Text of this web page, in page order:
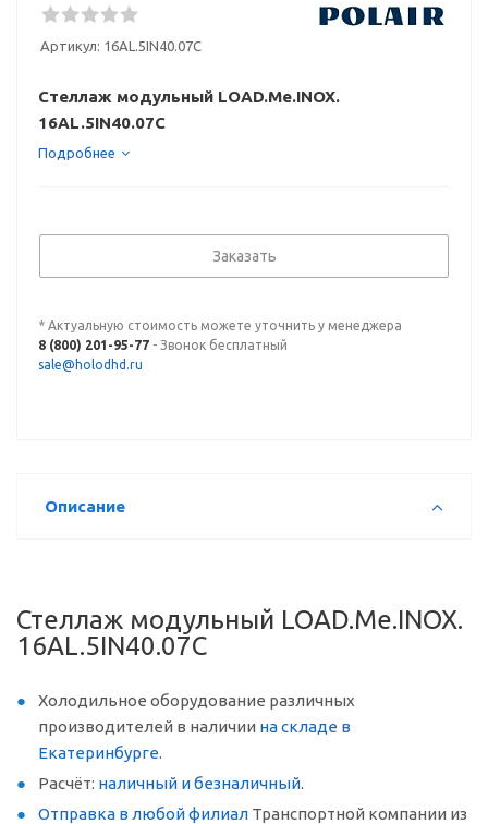
Артикул: 16AL.5IN40.07C
Стеллаж модульный LOAD.Me.INOX.
16AL.5IN40.07C
Подробнее
Заказать
* Актуальную стоимость можете уточнить у менеджера
8 (800) 201-95-77 - Звонок бесплатный
sale@holodhd.ru
Описание
Стеллаж модульный LOAD.Me.INOX.
16AL.5IN40.07C
Холодильное оборудование различных
производителей в наличии на складе в
Екатеринбурге.
Расчёт: наличный и безналичный.
Отправка в любой филиал Транспортной компании из